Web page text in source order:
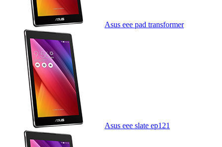
Asus eee pad transformer
Asus eee slate ep121